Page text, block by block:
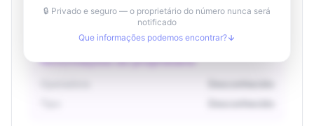
Região
Desconhecido
Informações do proprietário
🔒 Privado e seguro — o proprietário do número nunca será
notificado
Que informações podemos encontrar?